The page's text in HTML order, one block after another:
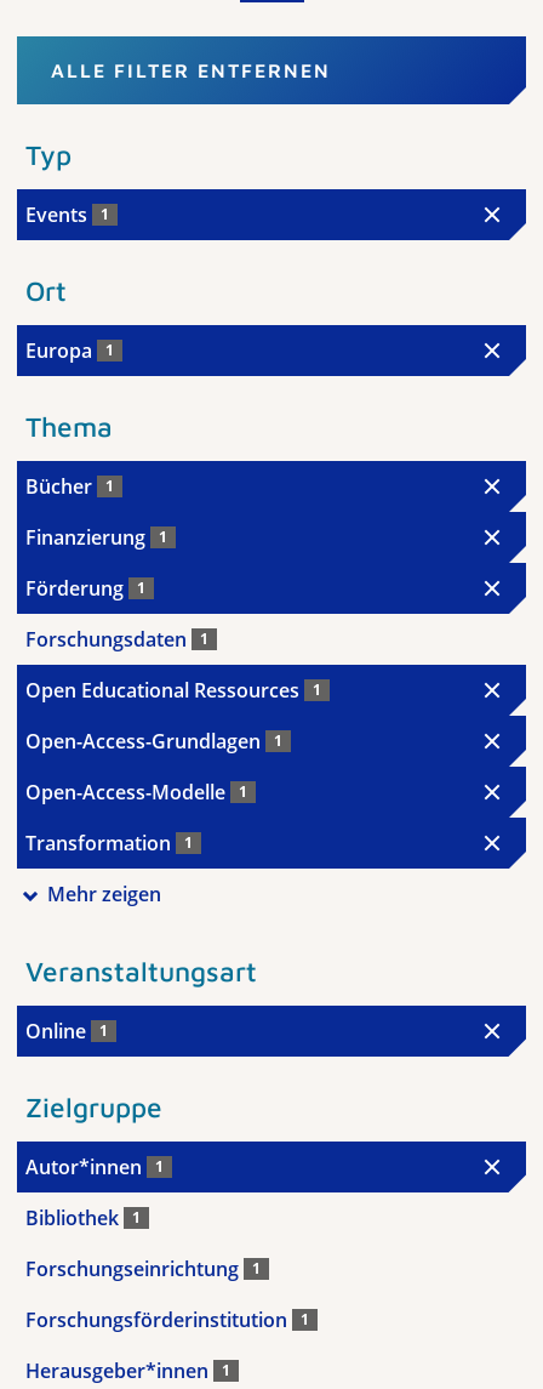
ALLE FILTER ENTFERNEN
Typ
Events 1
Ort
Europa 1
Thema
Bücher 1
Finanzierung 1
Förderung 1
Forschungsdaten 1
Open Educational Ressources 1
Open-Access-Grundlagen 1
Open-Access-Modelle 1
Transformation 1
Mehr zeigen
Veranstaltungsart
Online 1
Zielgruppe
Autor*innen 1
Bibliothek 1
Forschungseinrichtung 1
Forschungsförderinstitution 1
Herausgeber*innen 1